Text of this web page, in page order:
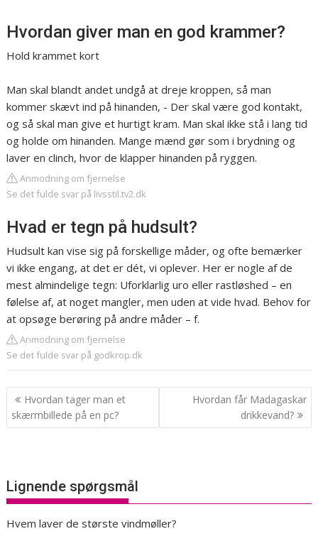
Hvordan giver man en god krammer?
Hold krammet kort
Man skal blandt andet undgå at dreje kroppen, så man
kommer skævt ind på hinanden, - Der skal være god kontakt,
og så skal man give et hurtigt kram. Man skal ikke stå i lang tid
og holde om hinanden. Mange mænd gør som i brydning og
laver en clinch, hvor de klapper hinanden på ryggen.
Anmodning om fjernelse
Se det fulde svar på livsstil.tv2.dk
Hvad er tegn på hudsult?
Hudsult kan vise sig på forskellige måder, og ofte bemærker
vi ikke engang, at det er dét, vi oplever. Her er nogle af de
mest almindelige tegn: Uforklarlig uro eller rastløshed – en
følelse af, at noget mangler, men uden at vide hvad. Behov for
at opsøge berøring på andre måder – f.
Anmodning om fjernelse
Se det fulde svar på godkrop.dk
Indlægsnavigation
Hvordan tager man et
skærmbillede på en pc?
Hvordan får Madagaskar
drikkevand?
Lignende spørgsmål
Hvem laver de største vindmøller?